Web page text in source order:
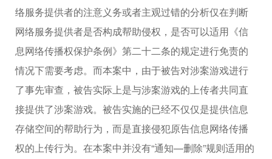
络服务提供者的注意义务或者主观过错的分析仅在判断
网络服务提供者是否构成帮助侵权，是否可以适用《信
息网络传播权保护条例》第二十二条的规定进行免责的
情况下需要考虑。而本案中，由于被告对涉案游戏进行
了事先审查，被告实际上是与涉案游戏的上传者共同直
接提供了涉案游戏。被告实施的已经不仅仅是提供信息
存储空间的帮助行为，而是直接侵犯原告信息网络传播
权的上传行为。在本案中并没有“通知—删除”规则适用的